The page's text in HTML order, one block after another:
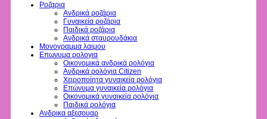
Ροζαρια
Ανδρικά ροζάρια
Γυναικεία ροζάρια
Παιδικά ροζάρια
Ανδρικά σταυρουδάκια
Μονογραμμα λαιμου
Επωνυμα ρολογια
Οικονομικά ανδρικά ρολόγια
Ανδρικά ρολόγια Citizen
Χειροποίητα γυναικεία ρολόγια
Επώνυμα γυναικεία ρολόγια
Οικονομικά γυναικεία ρολόγια
Παιδικά ρολόγια
Ανδρικα αξεσουαρ